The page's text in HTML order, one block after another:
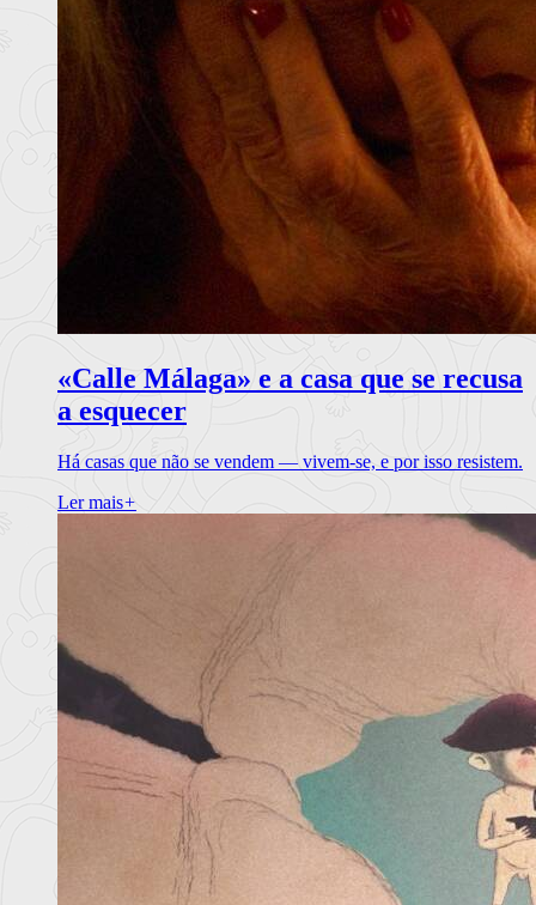
«Calle Málaga» e a casa que se recusa
a esquecer
Há casas que não se vendem — vivem-se, e por isso resistem.
Ler mais+